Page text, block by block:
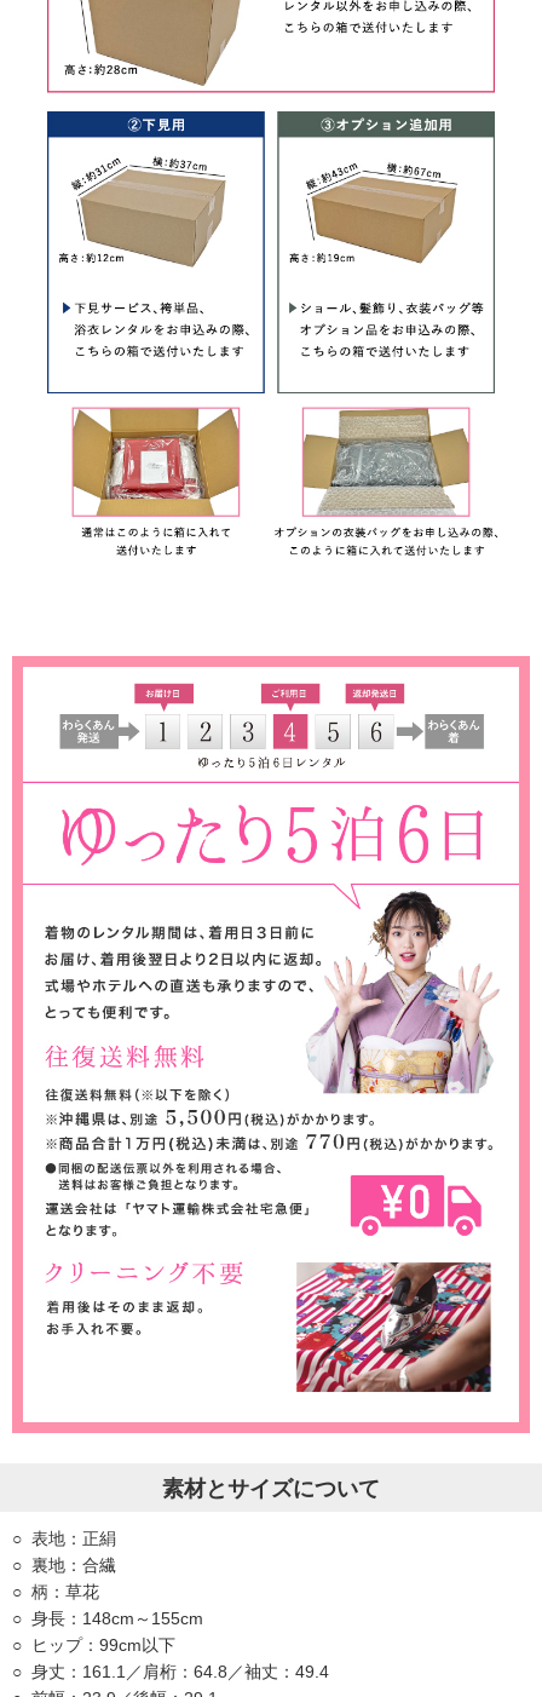
素材とサイズについて
表地：正絹
裏地：合繊
柄：草花
身長：148cm～155cm
ヒップ：99cm以下
身丈：161.1／肩桁：64.8／袖丈：49.4